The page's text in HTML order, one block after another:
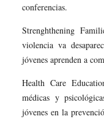
conferencias.
Strenghthening
violencia va
jóvenes aprenden a
Health Care
médicas y
jóvenes en la